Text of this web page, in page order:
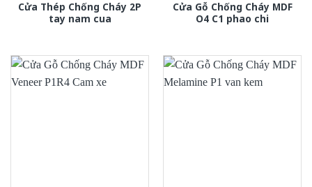
Cửa Thép Chống Cháy 2P
tay nam cua
Cửa Gỗ Chống Cháy MDF
O4 C1 phao chi